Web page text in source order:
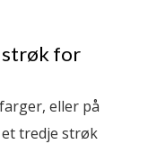
strøk for
eller på
tredje strøk